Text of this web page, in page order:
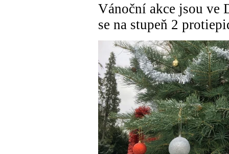
Vánoční akce jsou ve
se na stupeň 2